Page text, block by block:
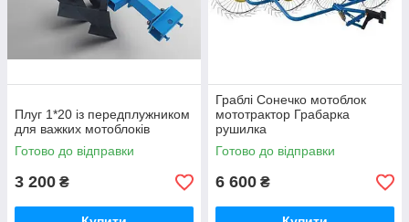
Плуг 1*20 із передплужником
для важких мотоблоків
Готово до відправки
3 200 ₴
Граблі Сонечко мотоблок
мототрактор Грабарка
рушилка
Готово до відправки
6 600 ₴